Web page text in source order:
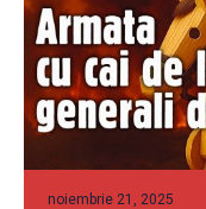
noiembrie 21, 2025